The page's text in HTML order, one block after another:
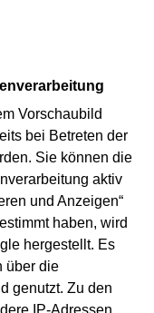
Vorschaubild
bei Betreten der
Sie können die
aktiv
und Anzeigen“
haben, wird
hergestellt. Es
über die
genutzt. Zu den
IP-Adressen,